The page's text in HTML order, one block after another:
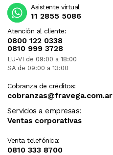
Atención al cliente:
0800 122 0338
0810 999 3728
LU-VI de 09:00 a 18:00
SA de 09:00 a 13:00
Cobranza de créditos:
cobranzas@fravega.com.ar
Servicios a empresas:
Ventas corporativas
Venta telefónica:
0810 333 8700
Asistente virtual
11 2855 5086